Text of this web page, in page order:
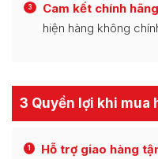
3 Cam kết chính hãng
hiện hàng không
3 Quyền lợi khi mua
1 Hỗ trợ giao hàng